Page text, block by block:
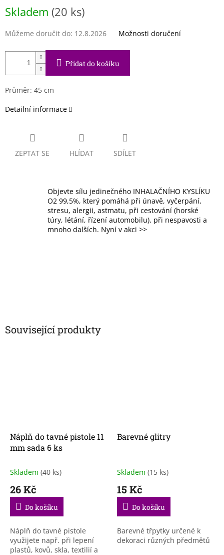
cena:
Skladem (20 ks)
Můžeme doručit do: 12.8.2026 Možnosti doručení
Přidat do košíku
Průměr: 45 cm
Detailní informace
ZEPTAT SE HLÍDAT SDÍLET
Objevte sílu jedinečného INHALAČNÍHO KYSLÍKU
O2 99,5%, který pomáhá při únavě, vyčerpání,
stresu, alergii, astmatu, při cestování (horské
túry, létání, řízení automobilu), při nespavosti a
mnoho dalších. Nyní v akci >>
Související produkty
Náplň do tavné pistole 11
mm sada 6 ks
Skladem (40 ks)
26 Kč
Do košíku
Náplň do tavné pistole
využijete např. při lepení
plastů, kovů, skla, textilií a
Barevné glitry
Skladem (15 ks)
15 Kč
Do košíku
Barevné třpytky určené k
dekoraci různých předmětů